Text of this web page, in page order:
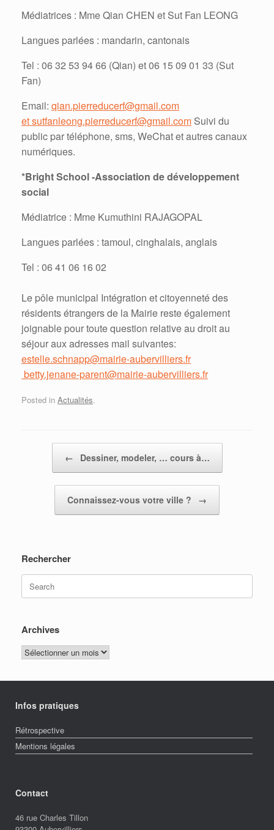
Médiatrices : Mme Qian CHEN et Sut Fan LEONG
Langues parlées : mandarin, cantonais
Tel : 06 32 53 94 66 (Qian) et 06 15 09 01 33 (Sut
Fan)
Email: qian.pierreducerf@gmail.com
etsutfanleong.pierreducerf@gmail.com Suivi du
public par téléphone, sms, WeChat et autres canaux
numériques.
*Bright School -Association de développement
social
Médiatrice : Mme Kumuthini RAJAGOPAL
Langues parlées : tamoul, cinghalais, anglais
Tel : 06 41 06 16 02
Le pôle municipal Intégration et citoyenneté des
résidents étrangers de la Mairie reste également
joignable pour toute question relative au droit au
séjour aux adresses mail suivantes:
estelle.schnapp@mairie-aubervilliers.fr
betty.jenane-parent@mairie-aubervilliers.fr
Posted in Actualités.
← Dessiner, modeler, … cours à…
Connaissez-vous votre ville ? →
Rechercher
Search
for:
Archives
Archives
Infos pratiques
Rétrospective
Mentions légales
Contact
46 rue Charles Tillon